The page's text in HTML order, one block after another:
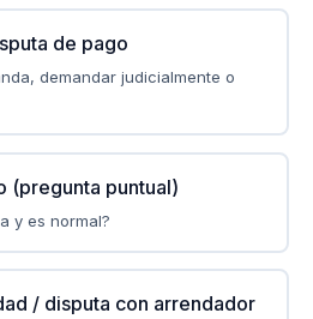
de pago
demandar judicialmente o
(pregunta puntual)
y es normal?
/ disputa con arrendador